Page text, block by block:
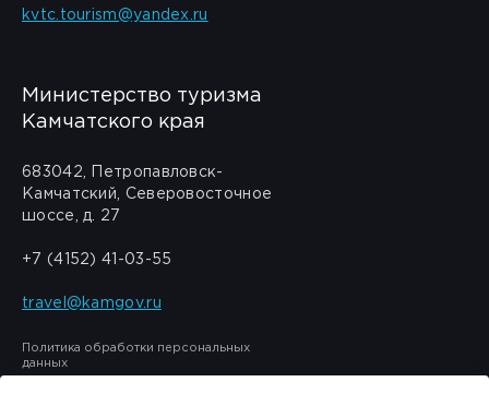
kvtc.tourism@yandex.ru
Министерство туризма
Камчатского края
683042, Петропавловск-
Камчатский, Северовосточное
шоссе, д. 27
+7 (4152) 41-03-55
travel@kamgov.ru
Политика обработки персональных
данных